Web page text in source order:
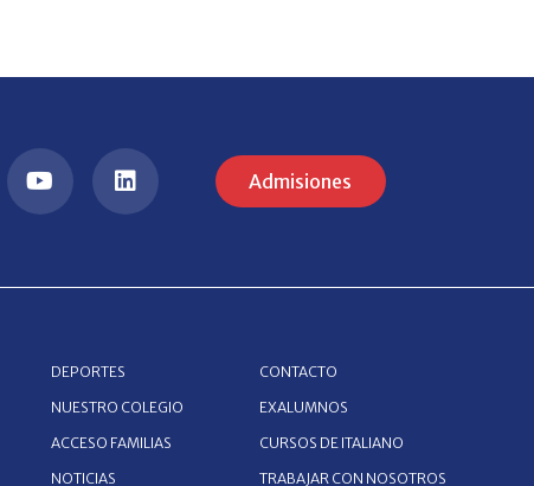
Admisiones
DEPORTES
NUESTRO COLEGIO
ACCESO FAMILIAS
NOTICIAS
CONTACTO
EXALUMNOS
CURSOS DE ITALIANO
TRABAJAR CON NOSOTROS